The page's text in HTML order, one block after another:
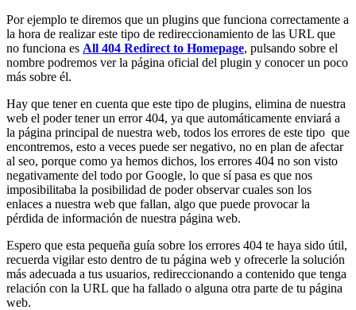
Por ejemplo te diremos que un plugins que funciona correctamente a
la hora de realizar este tipo de redireccionamiento de las URL que
no funciona es All 404 Redirect to Homepage, pulsando sobre el
nombre podremos ver la página oficial del plugin y conocer un poco
más sobre él.
Hay que tener en cuenta que este tipo de plugins, elimina de nuestra
web el poder tener un error 404, ya que automáticamente enviará a
la página principal de nuestra web, todos los errores de este tipo que
encontremos, esto a veces puede ser negativo, no en plan de afectar
al seo, porque como ya hemos dichos, los errores 404 no son visto
negativamente del todo por Google, lo que sí pasa es que nos
imposibilitaba la posibilidad de poder observar cuales son los
enlaces a nuestra web que fallan, algo que puede provocar la
pérdida de información de nuestra página web.
Espero que esta pequeña guía sobre los errores 404 te haya sido útil,
recuerda vigilar esto dentro de tu página web y ofrecerle la solución
más adecuada a tus usuarios, redireccionando a contenido que tenga
relación con la URL que ha fallado o alguna otra parte de tu página
web.